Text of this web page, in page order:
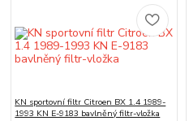
KN sportovní filtr Citroen BX 1.4 1989-
1993 KN E-9183 bavlněný filtr-vložka